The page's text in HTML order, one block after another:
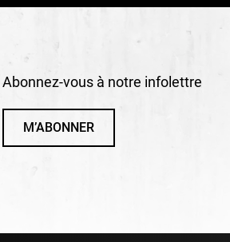
Abonnez-vous à notre infolettre
M’ABONNER